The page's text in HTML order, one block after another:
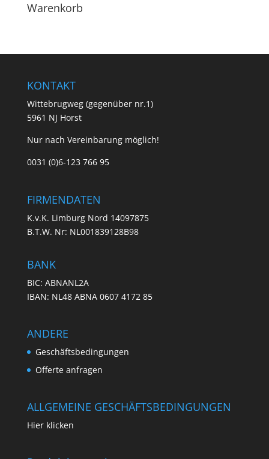
Warenkorb
KONTAKT
Wittebrugweg (gegenüber nr.1)
5961 NJ Horst
Nur nach Vereinbarung möglich!
0031 (0)6-123 766 95
FIRMENDATEN
K.v.K. Limburg Nord 14097875
B.T.W. Nr: NL001839128B98
BANK
BIC: ABNANL2A
IBAN: NL48 ABNA 0607 4172 85
ANDERE
Geschäftsbedingungen
Offerte anfragen
ALLGEMEINE GESCHÄFTSBEDINGUNGEN
Hier klicken